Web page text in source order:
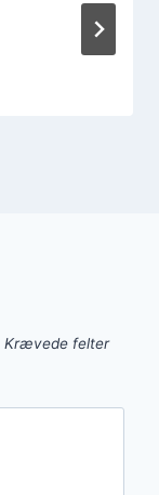
Krævede felter